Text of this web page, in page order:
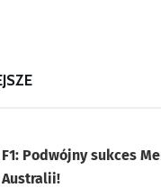
F1: Podwójny sukces
Australii!